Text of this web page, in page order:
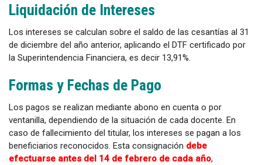
Liquidación de Intereses
Los intereses se calculan sobre el saldo de las cesantías al 31
de diciembre del año anterior, aplicando el DTF certificado por
la Superintendencia Financiera, es decir 13,91%.
Formas y Fechas de Pago
Los pagos se realizan mediante abono en cuenta o por
ventanilla, dependiendo de la situación de cada docente. En
caso de fallecimiento del titular, los intereses se pagan a los
beneficiarios reconocidos. Esta consignación debe
efectuarse antes del 14 de febrero de cada año,